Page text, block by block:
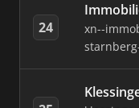
24
xn--